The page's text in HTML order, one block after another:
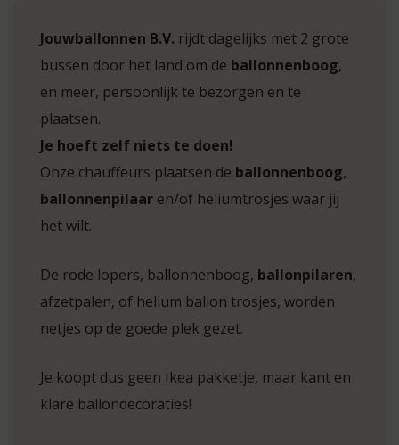
Jouwballonnen B.V. rijdt dagelijks met 2 grote
bussen door het land om de ballonnenboog,
en meer, persoonlijk te bezorgen en te
plaatsen.
Je hoeft zelf niets te doen!
Onze chauffeurs plaatsen de ballonnenboog,
ballonnenpilaar en/of heliumtrosjes waar jij
het wilt.
De rode lopers, ballonnenboog, ballonpilaren,
afzetpalen, of helium ballon trosjes, worden
netjes op de goede plek gezet.
Je koopt dus geen Ikea pakketje, maar kant en
klare ballondecoraties!